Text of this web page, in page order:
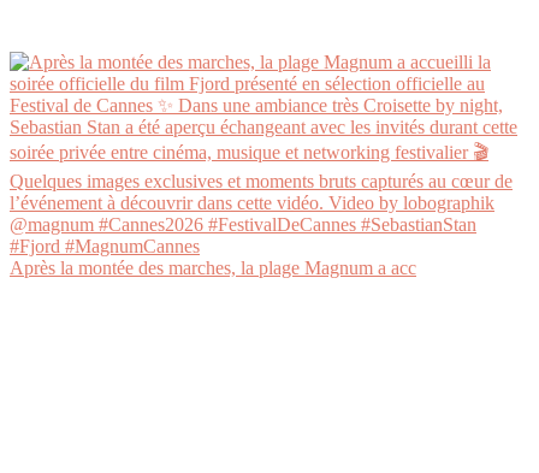
Après la montée des marches, la plage Magnum a acc